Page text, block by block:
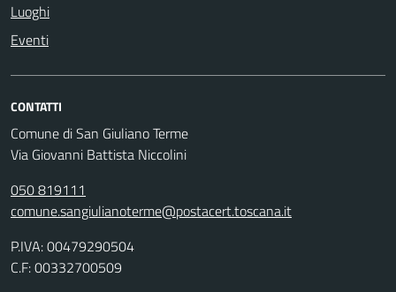
Luoghi
Eventi
CONTATTI
Comune di San Giuliano Terme
Via Giovanni Battista Niccolini
050 819111
comune.sangiulianoterme@postacert.toscana.it
P.IVA: 00479290504
C.F: 00332700509